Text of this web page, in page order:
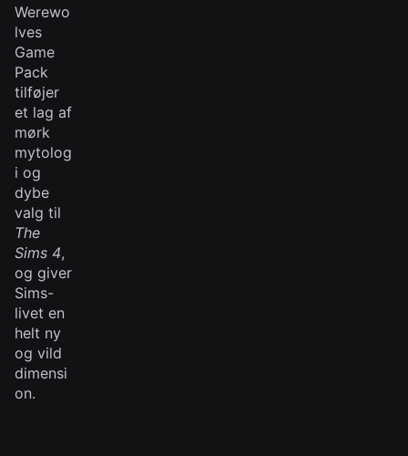
Werewo
lves
Game
Pack
tilføjer
et lag af
mørk
mytolog
i og
dybe
valg til
The
Sims 4,
og giver
Sims-
livet en
helt ny
og vild
dimensi
on.